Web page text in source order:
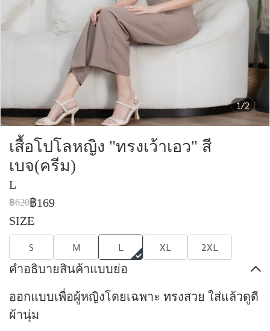
1/2
เสื้อโปโลหญิง "ทรงเว้าเอว" สี
เบจ(ครีม)
L
฿620฿169
SIZE
S M L XL 2XL
คำอธิบายสินค้าแบบย่อ
ออกแบบเพื่อผู้หญิงโดยเฉพาะ ทรงสวย ใส่แล้วดูดี
ผ้านุ่ม